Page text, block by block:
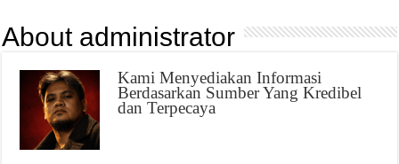
About administrator
Kami Menyediakan Informasi
Berdasarkan Sumber Yang Kredibel
dan Terpecaya